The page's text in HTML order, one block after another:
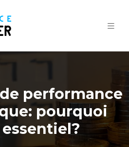
performance
pourquoi